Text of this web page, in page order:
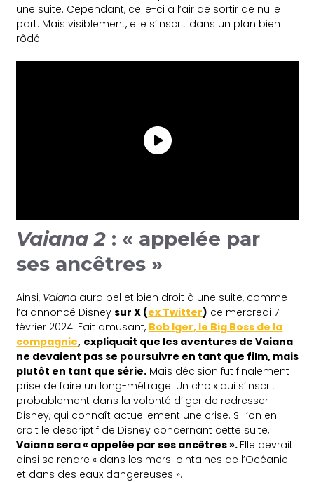
une suite. Cependant, celle-ci a l’air de sortir de nulle
part. Mais visiblement, elle s’inscrit dans un plan bien
rôdé.
Vaiana 2 : « appelée par
ses ancêtres »
Ainsi, Vaiana aura bel et bien droit à une suite, comme
l’a annoncé Disneysur X (ex Twitter) ce mercredi 7
février 2024. Fait amusant, Bob Iger, le Big Boss de la
compagnie, expliquait que les aventures de Vaiana
ne devaient pas se poursuivre en tant que film, mais
plutôt en tant que série. Mais décision fut finalement
prise de faire un long-métrage. Un choix qui s’inscrit
probablement dans la volonté d’Iger de redresser
Disney, qui connaît actuellement une crise. Si l’on en
croit le descriptif de Disney concernant cette suite,
Vaiana sera « appelée par ses ancêtres ». Elle devrait
ainsi se rendre « dans les mers lointaines de l’Océanie
et dans des eaux dangereuses ».